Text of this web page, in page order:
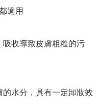
適用
收導致皮膚粗糙的污
水分，具有一定卸妝效